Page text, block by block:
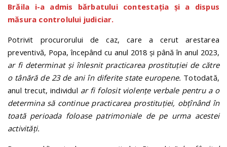
Brăila i-a admis bărbatului contestația și a dispus
măsura controlului judiciar.
Potrivit procurorului de caz, care a cerut arestarea
preventivă, Popa, începând cu anul 2018 și până în anul 2023,
ar fi determinat și înlesnit practicarea prostituției de către
o tânără de 23 de ani în diferite state europene. Totodată,
anul trecut, individul ar fi folosit violențe verbale pentru a o
determina să continue practicarea prostituției, obțînând în
toată perioada foloase patrimoniale de pe urma acestei
activități.